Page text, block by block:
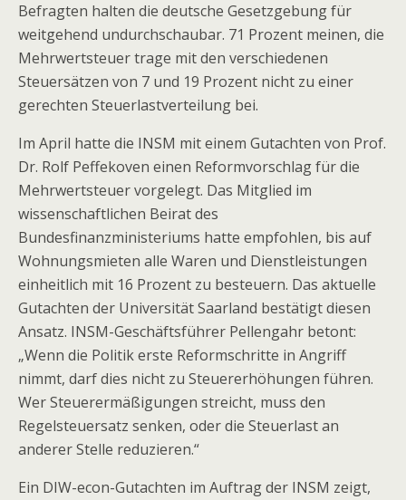
Befragten halten die deutsche Gesetzgebung für
weitgehend undurchschaubar. 71 Prozent meinen, die
Mehrwertsteuer trage mit den verschiedenen
Steuersätzen von 7 und 19 Prozent nicht zu einer
gerechten Steuerlastverteilung bei.
Im April hatte die INSM mit einem Gutachten von Prof.
Dr. Rolf Peffekoven einen Reformvorschlag für die
Mehrwertsteuer vorgelegt. Das Mitglied im
wissenschaftlichen Beirat des
Bundesfinanzministeriums hatte empfohlen, bis auf
Wohnungsmieten alle Waren und Dienstleistungen
einheitlich mit 16 Prozent zu besteuern. Das aktuelle
Gutachten der Universität Saarland bestätigt diesen
Ansatz. INSM-Geschäftsführer Pellengahr betont:
„Wenn die Politik erste Reformschritte in Angriff
nimmt, darf dies nicht zu Steuererhöhungen führen.
Wer Steuerermäßigungen streicht, muss den
Regelsteuersatz senken, oder die Steuerlast an
anderer Stelle reduzieren.“
Ein DIW-econ-Gutachten im Auftrag der INSM zeigt,